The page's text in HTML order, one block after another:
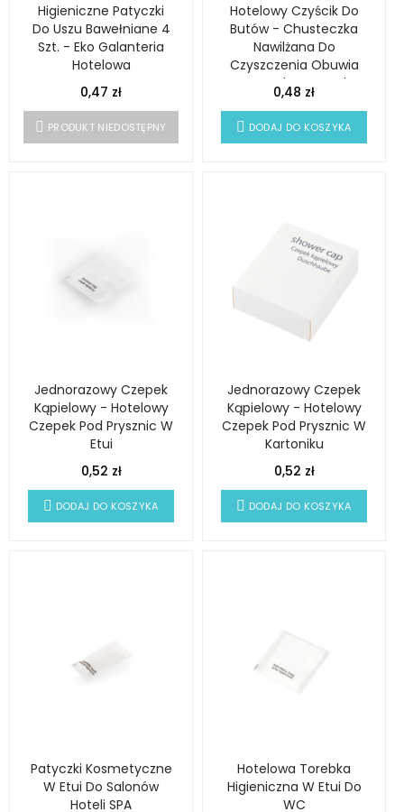
Higieniczne Patyczki
Do Uszu Bawełniane 4
Szt. - Eko Galanteria
Hotelowa
0,47 zł
PRODUKT NIEDOSTĘPNY
Hotelowy Czyścik Do
Butów - Chusteczka
Nawilżana Do
Czyszczenia Obuwia
Saszetka Neutral
0,48 zł
DODAJ DO KOSZYKA
Jednorazowy Czepek
Kąpielowy - Hotelowy
Czepek Pod Prysznic W
Etui
0,52 zł
DODAJ DO KOSZYKA
Jednorazowy Czepek
Kąpielowy - Hotelowy
Czepek Pod Prysznic W
Kartoniku
0,52 zł
DODAJ DO KOSZYKA
Patyczki Kosmetyczne
W Etui Do Salonów
Hoteli SPA
Hotelowa Torebka
Higieniczna W Etui Do
WC